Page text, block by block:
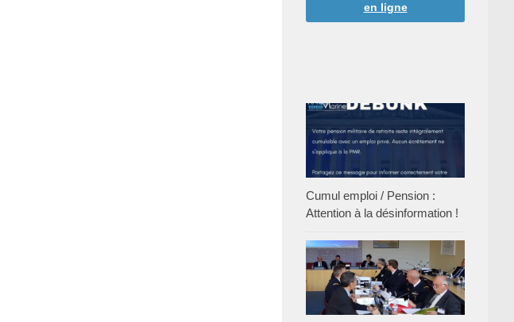
en ligne
Cumul emploi / Pension :
Attention à la désinformation !